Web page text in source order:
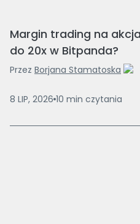
Margin trading na
do 20x w Bitpanda?
Przez Borjana Stamatoska
8 LIP, 2026 10 min czytania